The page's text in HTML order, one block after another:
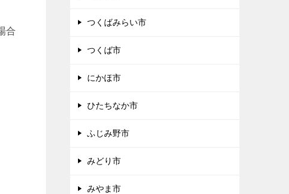
合
つくばみらい市
つくば市
にかほ市
ひたちなか市
ふじみ野市
みどり市
みやま市